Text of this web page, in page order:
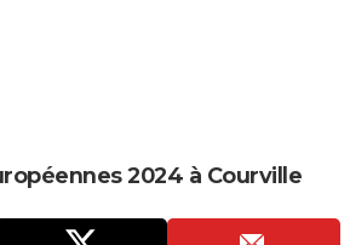
2024 à Courville